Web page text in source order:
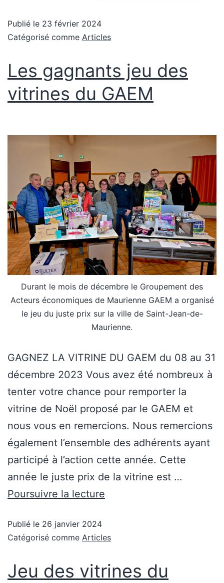
Publié le 23 février 2024
Catégorisé comme Articles
Les gagnants jeu des
vitrines du GAEM
Durant le mois de décembre le Groupement des
Acteurs économiques de Maurienne GAEM a organisé
le jeu du juste prix sur la ville de Saint-Jean-de-
Maurienne.
GAGNEZ LA VITRINE DU GAEM du 08 au 31
décembre 2023 Vous avez été nombreux à
tenter votre chance pour remporter la
vitrine de Noël proposé par le GAEM et
nous vous en remercions. Nous remercions
également l’ensemble des adhérents ayant
participé à l’action cette année. Cette
année le juste prix de la vitrine est …
Poursuivre la lecture
Publié le 26 janvier 2024
Catégorisé comme Articles
Jeu des vitrines du